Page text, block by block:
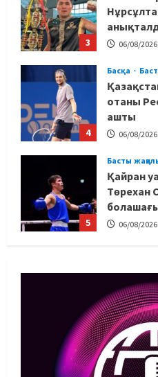
3 06/08/2026
4
Басқа
отаны
ашты
06/08/2026
5
Басты
Қайран
Төрехан
06/08/2026
1 06/08/2026
Басты
Иран
отандық